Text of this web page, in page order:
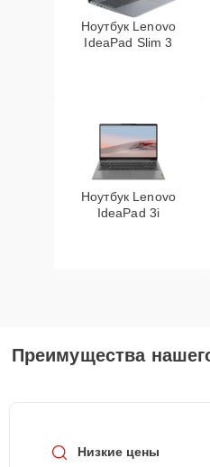
Ноутбук Lenovo
IdeaPad Slim 3
Ноутбук Lenovo
IdeaPad 3i
Преимущества
Низкие цены